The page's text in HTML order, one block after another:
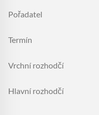
Pořadatel
Termín
Vrchní rozhodčí
Hlavní rozhodčí